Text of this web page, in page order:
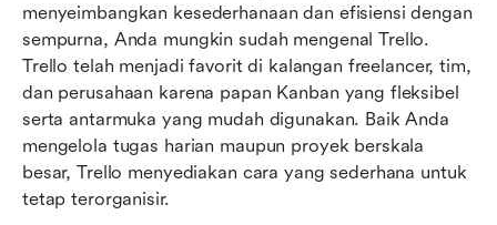
menyeimbangkan kesederhanaan dan efisiensi dengan
sempurna, Anda mungkin sudah mengenal Trello.
Trello telah menjadi favorit di kalangan freelancer, tim,
dan perusahaan karena papan Kanban yang fleksibel
serta antarmuka yang mudah digunakan. Baik Anda
mengelola tugas harian maupun proyek berskala
besar, Trello menyediakan cara yang sederhana untuk
tetap terorganisir.
Mencari alternatif Trello? Lark adalah pilihan
yang kuat
Biaya tersembunyi dan memaksimalkan nilai di
Trello
Memilih paket Trello terbaik